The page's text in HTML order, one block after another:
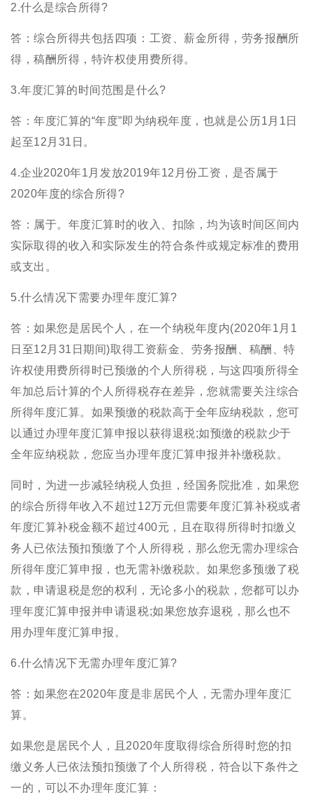
2.什么是综合所得?
答：综合所得共包括四项：工资、薪金所得，劳务报酬所
得，稿酬所得，特许权使用费所得。
3.年度汇算的时间范围是什么?
答：年度汇算的“年度”即为纳税年度，也就是公历1月1日
起至12月31日。
4.企业2020年1月发放2019年12月份工资，是否属于
2020年度的综合所得?
答：属于。年度汇算时的收入、扣除，均为该时间区间内
实际取得的收入和实际发生的符合条件或规定标准的费用
或支出。
5.什么情况下需要办理年度汇算?
答：如果您是居民个人，在一个纳税年度内(2020年1月1
日至12月31日期间)取得工资薪金、劳务报酬、稿酬、特
许权使用费所得时已预缴的个人所得税，与这四项所得全
年加总后计算的个人所得税存在差异，您就需要关注综合
所得年度汇算。如果预缴的税款高于全年应纳税款，您可
以通过办理年度汇算申报以获得退税;如预缴的税款少于
全年应纳税款，您应当办理年度汇算申报并补缴税款。
同时，为进一步减轻纳税人负担，经国务院批准，如果您
的综合所得年收入不超过12万元但需要年度汇算补税或者
年度汇算补税金额不超过400元，且在取得所得时扣缴义
务人已依法预扣预缴了个人所得税，那么您无需办理综合
所得年度汇算申报，也无需补缴税款。如果您多预缴了税
款，申请退税是您的权利，无论多小的税款，您都可以办
理年度汇算申报并申请退税;如果您放弃退税，那么也不
用办理年度汇算申报。
6.什么情况下无需办理年度汇算?
答：如果您在2020年度是非居民个人，无需办理年度汇
算。
如果您是居民个人，且2020年度取得综合所得时您的扣
缴义务人已依法预扣预缴了个人所得税，符合以下条件之
一的，可以不办理年度汇算：